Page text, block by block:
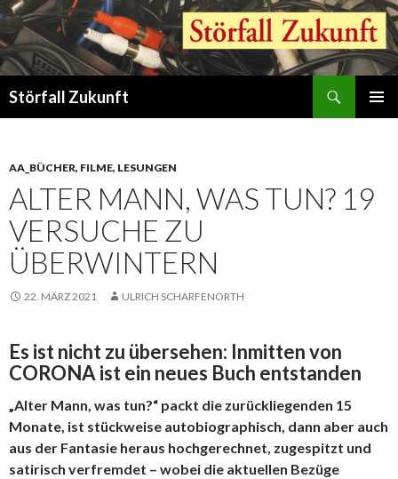
Störfall Zukunft
AA_BÜCHER, FILME, LESUNGEN
ALTER MANN, WAS TUN? 19
VERSUCHE ZU
ÜBERWINTERN
22. MÄRZ 2021 ULRICH SCHARFENORTH
Es ist nicht zu übersehen: Inmitten von
CORONA ist ein neues Buch entstanden
„Alter Mann, was tun?“ packt die zurückliegenden 15
Monate, ist stückweise autobiographisch, dann aber auch
aus der Fantasie heraus hochgerechnet, zugespitzt und
satirisch verfremdet – wobei die aktuellen Bezüge